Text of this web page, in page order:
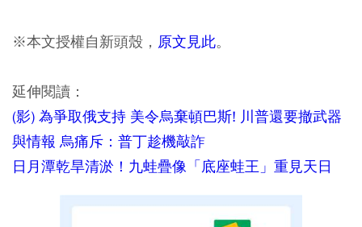
※本文授權自新頭殼， 原文見此。
延伸閱讀：
(影) 為爭取俄支持 美令烏棄頓巴斯! 川普還要撤武器
與情報 烏痛斥：普丁趁機敲詐
日月潭乾旱清淤！九蛙疊像「底座蛙王」重見天日